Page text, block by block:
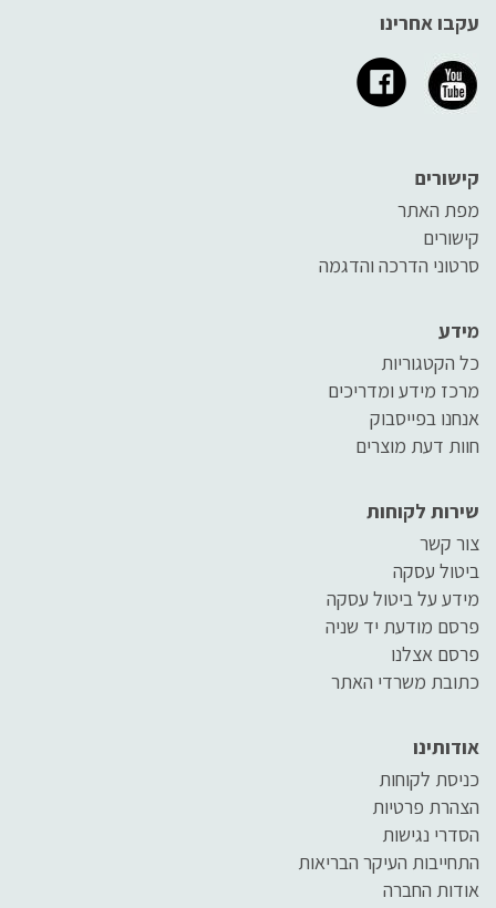
עקבו אחרינו
קישורים
מפת האתר
קישורים
סרטוני הדרכה והדגמה
מידע
כל הקטגוריות
מרכז מידע ומדריכים
אנחנו בפייסבוק
חוות דעת מוצרים
שירות לקוחות
צור קשר
ביטול עסקה
מידע על ביטול עסקה
פרסם מודעת יד שניה
פרסם אצלנו
כתובת משרדי האתר
אודותינו
כניסת לקוחות
הצהרת פרטיות
הסדרי נגישות
התחייבות העיקר הבריאות
אודות החברה